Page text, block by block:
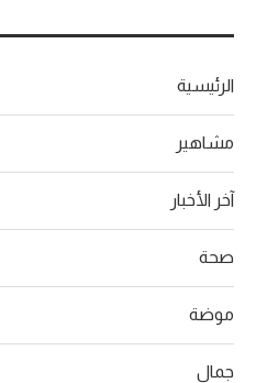
الرئيسية
مشاهير
آخر الأخبار
صحة
موضة
جمال